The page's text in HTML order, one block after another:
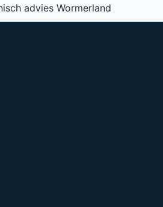
advies Wormerland